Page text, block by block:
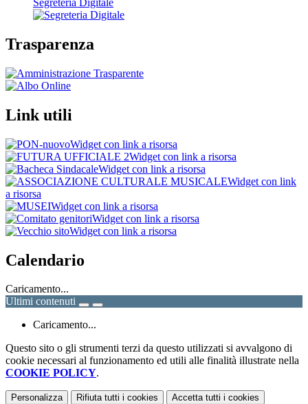
Segreteria Digitale
Trasparenza
Link utili
Widget con link a risorsa
Widget con link a risorsa
Widget con link a risorsa
Widget con link
a risorsa
Widget con link a risorsa
Widget con link a risorsa
Widget con link a risorsa
Calendario
Caricamento...
Ultimi contenuti
Caricamento...
Questo sito o gli strumenti terzi da questo utilizzati si avvalgono di
cookie necessari al funzionamento ed utili alle finalità illustrate nella
COOKIE POLICY.
Personalizza Rifiuta tutti i cookies Accetta tutti i cookies